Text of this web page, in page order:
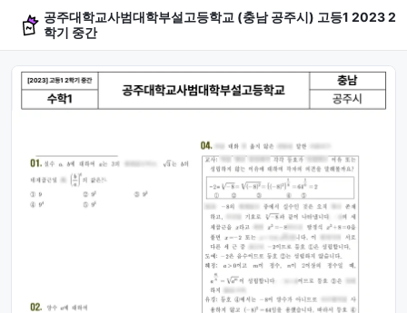
공주대학교사범대학부설고등학교 (충남 공주시) 고등1 2023 2
학기 중간